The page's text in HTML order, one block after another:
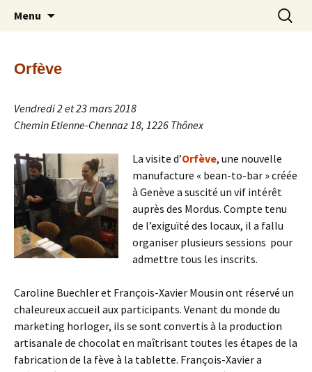
Les Mordus de Chocolat
Découverte et partage du chocolat –
Amateurs de chocolat
Menu
Orfève
Vendredi 2 et 23 mars 2018
Chemin Etienne-Chennaz 18, 1226 Thônex
La visite d’Orfève, une nouvelle
manufacture « bean-to-bar » créée
à Genève a suscité un vif intérêt
auprès des Mordus. Compte tenu
de l’exiguïté des locaux, il a fallu
organiser plusieurs sessions pour
admettre tous les inscrits.
Caroline Buechler et François-Xavier Mousin ont réservé un
chaleureux accueil aux participants. Venant du monde du
marketing horloger, ils se sont convertis à la production
artisanale de chocolat en maîtrisant toutes les étapes de la
fabrication de la fève à la tablette. François-Xavier a